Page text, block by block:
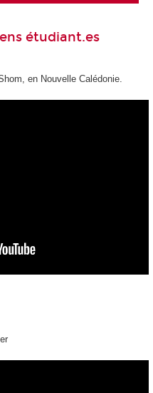
étudiant.es
en Nouvelle Calédonie.